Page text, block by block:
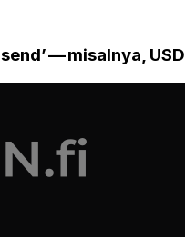
— misalnya,